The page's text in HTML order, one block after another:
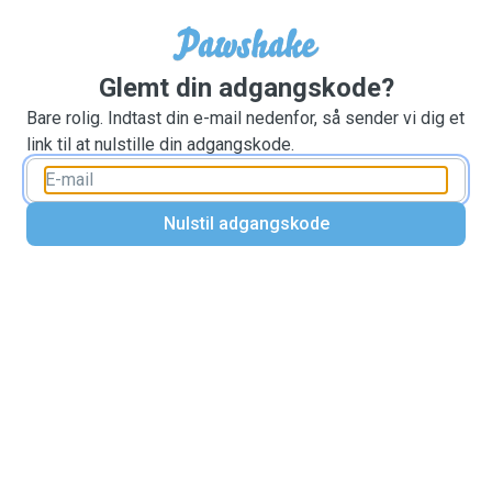
Glemt din adgangskode?
Bare rolig. Indtast din e-mail nedenfor, så sender vi dig et
link til at nulstille din adgangskode.
Nulstil adgangskode